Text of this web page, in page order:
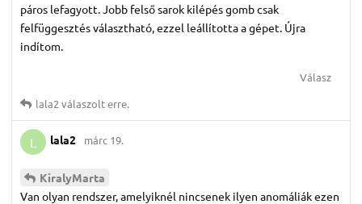
páros lefagyott. Jobb felső sarok kilépés gomb csak
felfüggesztés választható, ezzel leállította a gépet. Újra
indítom.
Válasz
lala2 válaszolt erre.
L lala2 márc 19.
KiralyMarta
Van olyan rendszer, amelyiknél nincsenek ilyen anomáliák ezen